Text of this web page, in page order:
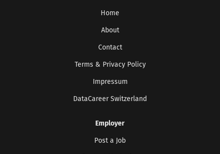
Home
About
Contact
Terms & Privacy Policy
Impressum
DataCareer Switzerland
Employer
Post a Job